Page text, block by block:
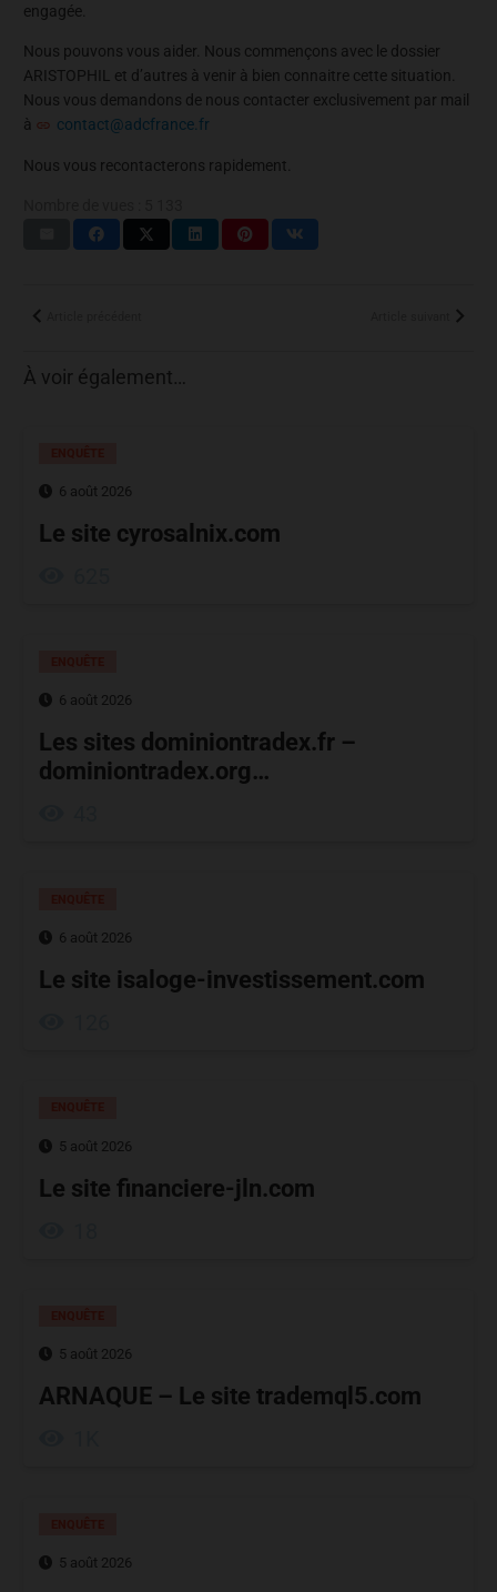
engagée.
Nous pouvons vous aider. Nous commençons avec le dossier
ARISTOPHIL et d’autres à venir à bien connaitre cette situation.
Nous vous demandons de nous contacter exclusivement par mail
à
contact@adcfrance.fr
Nous vous recontacterons rapidement.
À voir également…
6 août 2026
Le site cyrosalnix.com
6 août 2026
Les sites dominiontradex.fr –
dominiontradex.org…
6 août 2026
Le site isaloge-investissement.com
5 août 2026
Le site financiere-jln.com
5 août 2026
ARNAQUE – Le site trademql5.com
5 août 2026